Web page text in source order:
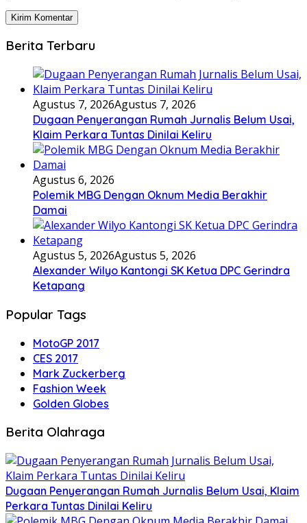
Berita Terbaru
Agustus 7, 2026Agustus 7, 2026
Dugaan Penyerangan Rumah Jurnalis Belum Usai,
Klaim Perkara Tuntas Dinilai Keliru
Agustus 6, 2026
Polemik MBG Dengan Oknum Media Berakhir
Damai
Agustus 5, 2026Agustus 5, 2026
Alexander Wilyo Kantongi SK Ketua DPC Gerindra
Ketapang
Popular Tags
MotoGP 2017
CES 2017
Mark Zuckerberg
Fashion Week
Golden Globes
Berita Olahraga
Dugaan Penyerangan Rumah Jurnalis Belum Usai, Klaim
Perkara Tuntas Dinilai Keliru